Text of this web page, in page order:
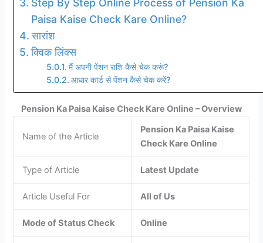
Step By Step Online Process of Pension Ka
Paisa Kaise Check Kare Online?
सारांश
क्विक लिंक्स
मैं अपनी पेंशन राशि कैसे चेक करूं?
आधार कार्ड से पेंशन कैसे चेक करें?
Pension Ka Paisa Kaise Check Kare Online – Overview
Name of the Article
Pension Ka Paisa Kaise
Check Kare Online
Type of Article Latest Update
Article Useful For All of Us
Mode of Status Check Online